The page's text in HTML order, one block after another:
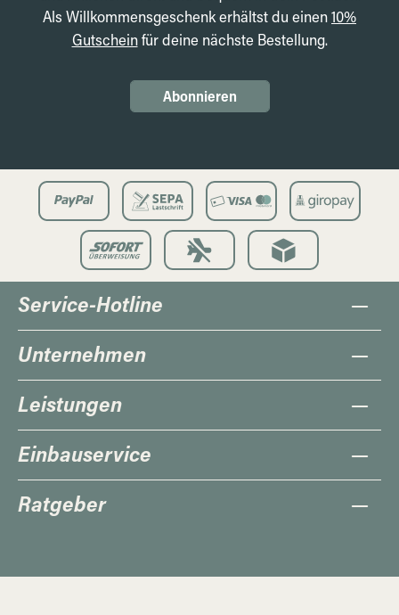
Als Willkommensgeschenk erhältst du einen10%
Gutscheinfür deine nächste Bestellung.
Abonnieren
Service-Hotline
Unternehmen
Leistungen
Einbauservice
Ratgeber